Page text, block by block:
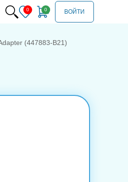
ВОЙТИ
(447883-B21)